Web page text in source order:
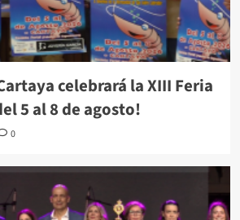
celebrará la XIII Feria
5 al 8 de agosto!
0